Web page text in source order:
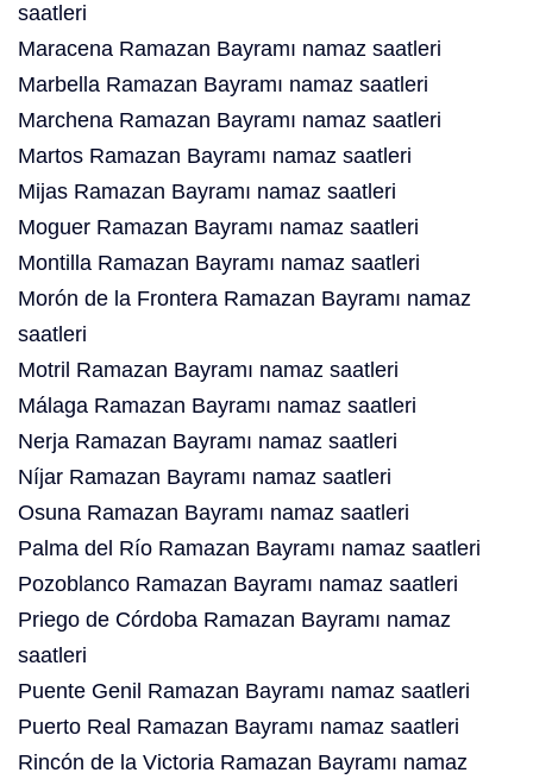
saatleri
Maracena Ramazan Bayramı namaz saatleri
Marbella Ramazan Bayramı namaz saatleri
Marchena Ramazan Bayramı namaz saatleri
Martos Ramazan Bayramı namaz saatleri
Mijas Ramazan Bayramı namaz saatleri
Moguer Ramazan Bayramı namaz saatleri
Montilla Ramazan Bayramı namaz saatleri
Morón de la Frontera Ramazan Bayramı namaz
saatleri
Motril Ramazan Bayramı namaz saatleri
Málaga Ramazan Bayramı namaz saatleri
Nerja Ramazan Bayramı namaz saatleri
Níjar Ramazan Bayramı namaz saatleri
Osuna Ramazan Bayramı namaz saatleri
Palma del Río Ramazan Bayramı namaz saatleri
Pozoblanco Ramazan Bayramı namaz saatleri
Priego de Córdoba Ramazan Bayramı namaz
saatleri
Puente Genil Ramazan Bayramı namaz saatleri
Puerto Real Ramazan Bayramı namaz saatleri
Rincón de la Victoria Ramazan Bayramı namaz